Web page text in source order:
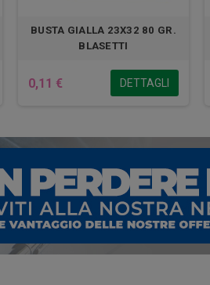
BUSTA GIALLA 23X32 80 GR.
BLASETTI
0,11 € DETTAGLI